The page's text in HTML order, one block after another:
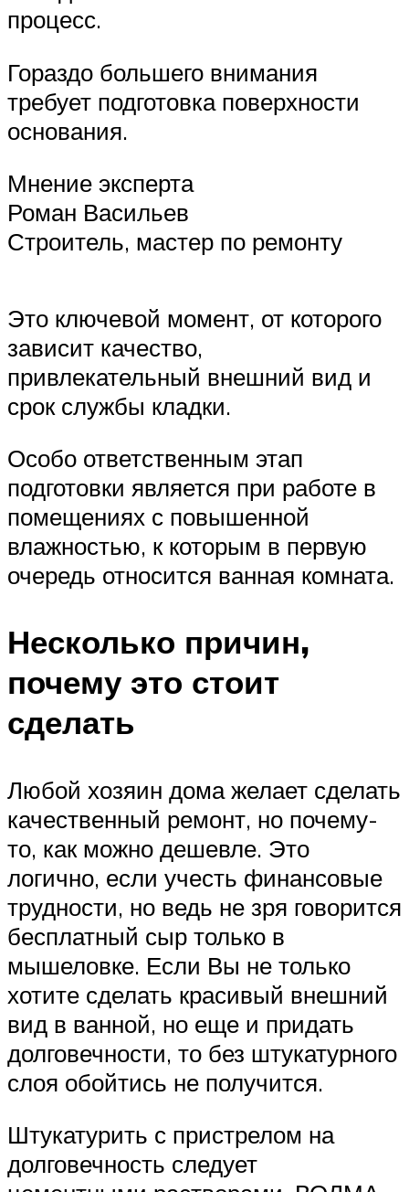
процесс.
Гораздо большего внимания
требует подготовка поверхности
основания.
Мнение эксперта
Роман Васильев
Строитель, мастер по ремонту
Это ключевой момент, от которого
зависит качество,
привлекательный внешний вид и
срок службы кладки.
Особо ответственным этап
подготовки является при работе в
помещениях с повышенной
влажностью, к которым в первую
очередь относится ванная комната.
Несколько причин,
почему это стоит
сделать
Любой хозяин дома желает сделать
качественный ремонт, но почему-
то, как можно дешевле. Это
логично, если учесть финансовые
трудности, но ведь не зря говорится
бесплатный сыр только в
мышеловке. Если Вы не только
хотите сделать красивый внешний
вид в ванной, но еще и придать
долговечности, то без штукатурного
слоя обойтись не получится.
Штукатурить с пристрелом на
долговечность следует